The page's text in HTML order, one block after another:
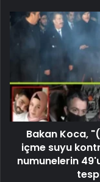
Bakan Koca,
içme suyu
numunelerin